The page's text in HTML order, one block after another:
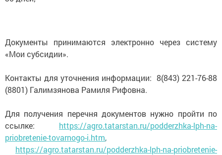
Документы принимаются электронно через систему
«Мои субсидии».
Контакты для уточнения информации: 8(843) 221-76-88
(8801) Галимзянова Рамиля Рифовна.
Для получения перечня документов нужно пройти по
ссылке: https://agro.tatarstan.ru/podderzhka-lph-na-
priobretenie-tovarnogo-i.htm,
https://agro.tatarstan.ru/podderzhka-lph-na-priobretenie-